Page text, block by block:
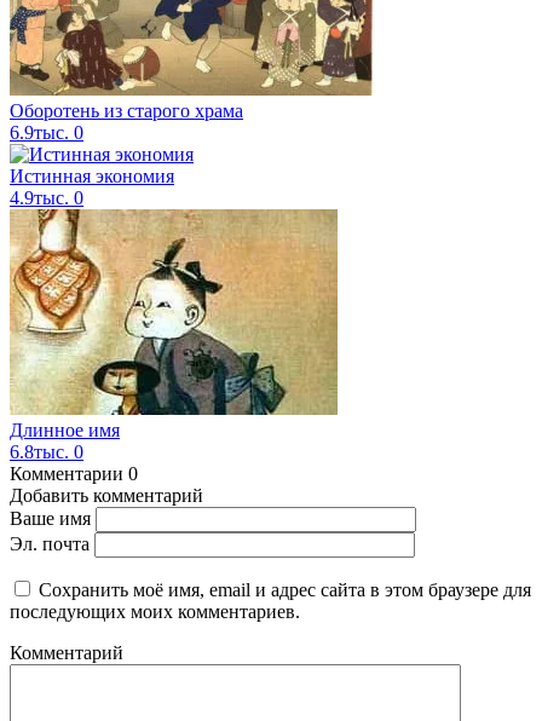
Оборотень из старого храма
6.9тыс. 0
Истинная экономия
4.9тыс. 0
Длинное имя
6.8тыс. 0
Комментарии 0
Добавить комментарий
Ваше имя
Эл. почта
Сохранить моё имя, email и адрес сайта в этом браузере для
последующих моих комментариев.
Комментарий